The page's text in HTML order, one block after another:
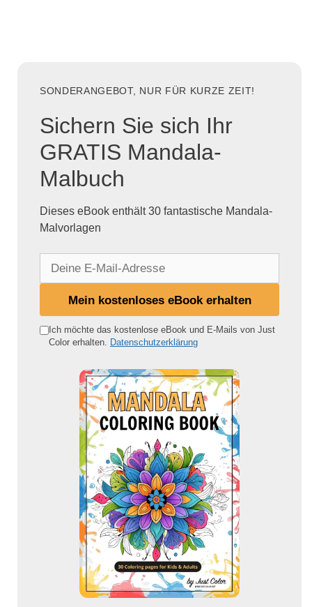
SONDERANGEBOT, NUR FÜR KURZE ZEIT!
Sichern Sie sich Ihr
GRATIS Mandala-
Malbuch
Dieses eBook enthält 30 fantastische Mandala-
Malvorlagen
e
Mein kostenloses eBook erhalten
Ich möchte das kostenlose eBook und E-Mails von Just
Color erhalten. Datenschutzerklärung